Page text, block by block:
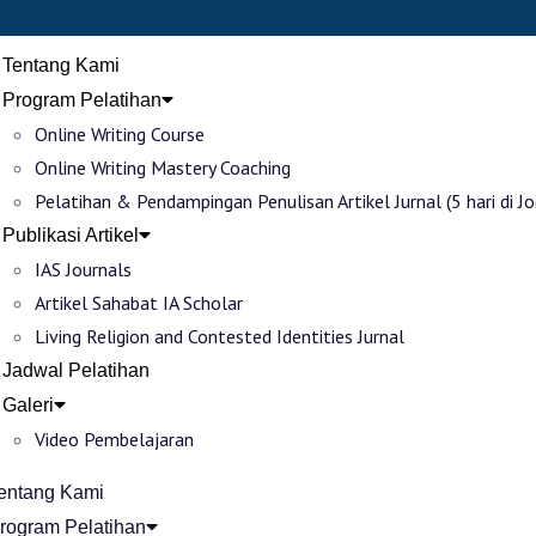
Tentang Kami
Program Pelatihan
Online Writing Course
Online Writing Mastery Coaching
Pelatihan & Pendampingan Penulisan Artikel Jurnal (5 hari di
Publikasi Artikel
IAS Journals
Artikel Sahabat IA Scholar
Living Religion and Contested Identities Jurnal
Jadwal Pelatihan
Galeri
Video Pembelajaran
Kami
Pelatihan